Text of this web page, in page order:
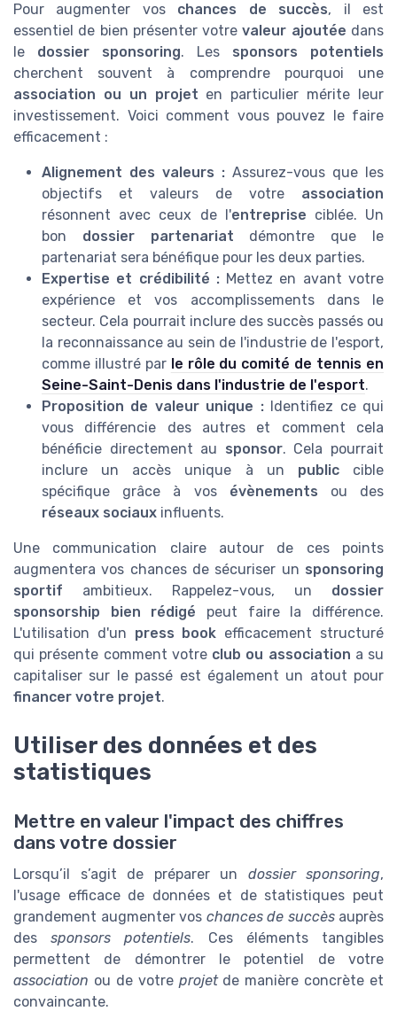
Pour augmenter vos chances de succès, il est
essentiel de bien présenter votrevaleur ajoutée dans
le dossier sponsoring. Les sponsors potentiels
cherchent souvent à comprendre pourquoi une
association ou un projet en particulier mérite leur
investissement. Voici comment vous pouvez le faire
efficacement :
Alignement des valeurs : Assurez-vous que les
objectifs et valeurs de votre association
résonnent avec ceux de l'entreprise ciblée. Un
bon dossier partenariat démontre que le
partenariat sera bénéfique pour les deux parties.
Expertise et crédibilité :Mettez en avant votre
expérience et vos accomplissements dans le
secteur. Cela pourrait inclure des succès passés ou
la reconnaissance au sein de l'industrie de l'esport,
comme illustré par le rôle du comité de tennis en
Seine-Saint-Denis dans l'industrie de l'esport.
Proposition de valeur unique :Identifiez ce qui
vous différencie des autres et comment cela
bénéficie directement au sponsor. Cela pourrait
inclure un accès unique à un publiccible
spécifique grâce à vos évènements ou des
réseaux sociaux influents.
Une communication claire autour de ces points
augmentera vos chances de sécuriser un sponsoring
sportif ambitieux. Rappelez-vous, un dossier
sponsorship bien rédigé peut faire la différence.
L'utilisation d'un press book efficacement structuré
qui présente comment votre club ou association a su
capitaliser sur le passé est également un atout pour
financer votre projet.
Utiliser des données et des
statistiques
Mettre en valeur l'impact des chiffres
dans votre dossier
Lorsqu’il s’agit de préparer un dossier sponsoring,
l'usage efficace de données et de statistiques peut
grandement augmenter vos chances de succèsauprès
dessponsors potentiels. Ces éléments tangibles
permettent de démontrer le potentiel de votre
association ou de votre projetde manière concrète et
convaincante.